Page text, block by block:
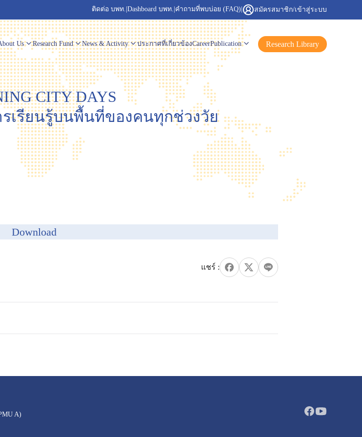
ติดต่อ บพท. Dashboard บพท. คำถามที่พบบ่อย (FAQ) สมัครสมาชิก/เข้าสู่ระบบ
Us Research Fund News & Activity ประกาศที่เกี่ยวข้องCareerPublication Research Library
CITY DAYS
รเรียนรู้บนพื้นที่ของคนทุกช่วงวัย
Download
A)